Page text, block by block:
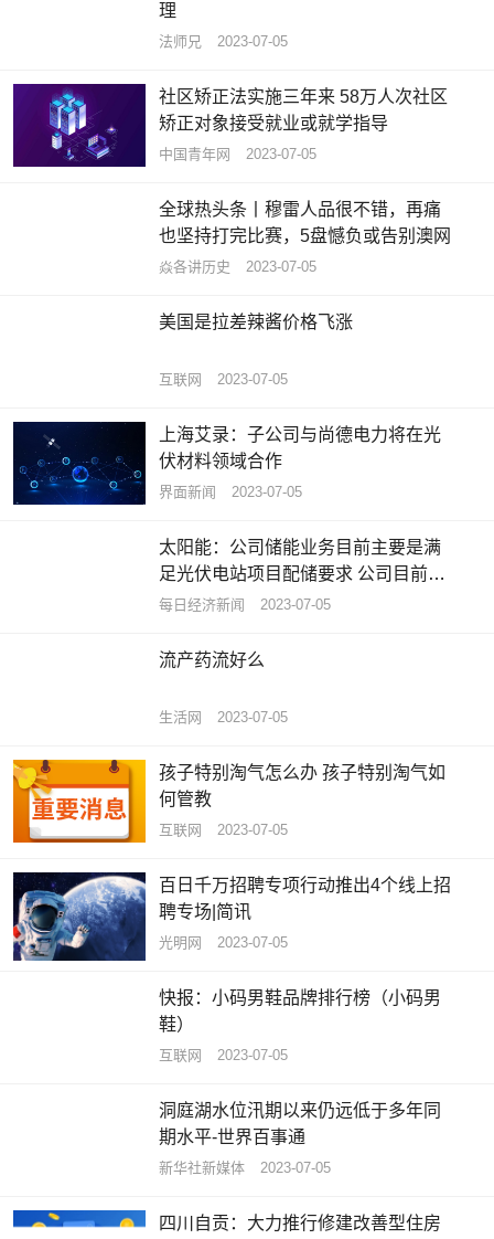
理
法师兄 2023-07-05
社区矫正法实施三年来 58万人次社区
矫正对象接受就业或就学指导
中国青年网 2023-07-05
全球热头条丨穆雷人品很不错，再痛
也坚持打完比赛，5盘憾负或告别澳网
焱各讲历史 2023-07-05
美国是拉差辣酱价格飞涨
互联网 2023-07-05
上海艾录：子公司与尚德电力将在光
伏材料领域合作
界面新闻 2023-07-05
太阳能：公司储能业务目前主要是满
足光伏电站项目配储要求 公司目前没
有投资储能设备制造
每日经济新闻 2023-07-05
流产药流好么
生活网 2023-07-05
孩子特别淘气怎么办 孩子特别淘气如
何管教
互联网 2023-07-05
百日千万招聘专项行动推出4个线上招
聘专场|简讯
光明网 2023-07-05
快报：小码男鞋品牌排行榜（小码男
鞋）
互联网 2023-07-05
洞庭湖水位汛期以来仍远低于多年同
期水平-世界百事通
新华社新媒体 2023-07-05
四川自贡：大力推行修建改善型住房